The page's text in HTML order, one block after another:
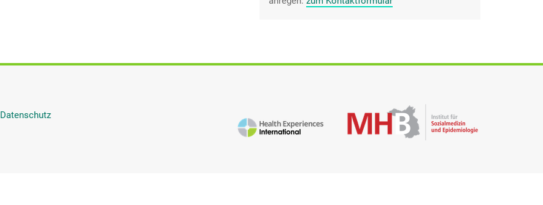
Das sind Behandlungen, da bekommen sie fünf,
macht er da?
Datenschutz